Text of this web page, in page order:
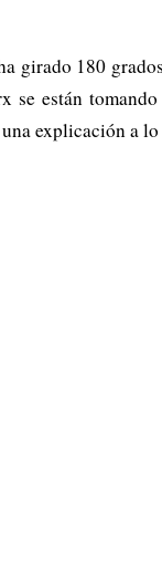
girado 180
se están
explicación a